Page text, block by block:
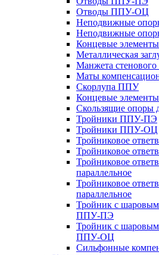
Отводы ППУ-ОЦ
Неподвижные
Неподвижные
Концевые
Металлическая
Манжета стенового
Маты
Скорлупа ППУ
Концевые
Скользящие опоры
Тройники ППУ-ПЭ
Тройники ППУ-ОЦ
Тройниковое
Тройниковое
Тройниковое
параллельное
Тройниковое
параллельное
Тройник с
ППУ-ПЭ
Тройник с
ППУ-ОЦ
Сильфонные